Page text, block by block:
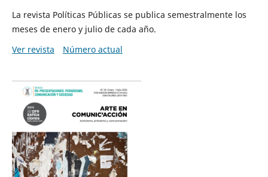
La revista Políticas Públicas se publica semestralmente los
meses de enero y julio de cada año.
Ver revista
Número actual